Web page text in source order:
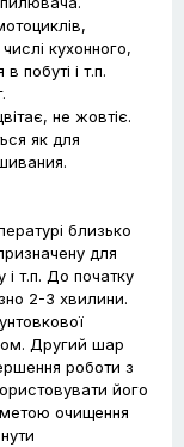
кухонного,
побуті і т.п.
не жовтіє.
як для
близько
для
т.п. До початку
2-3 хвилини.
Другий шар
роботи з
його
очищення